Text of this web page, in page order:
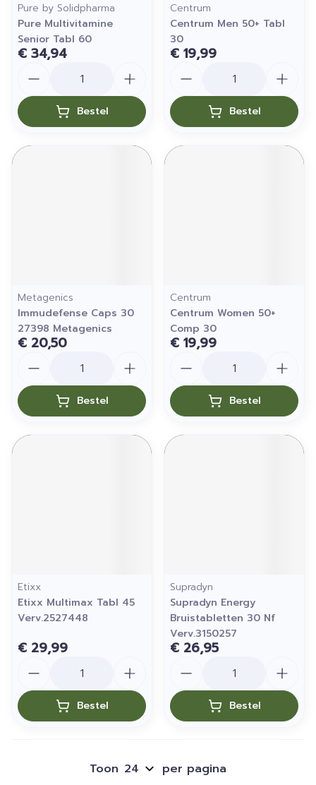
Pure by Solidpharma
Pure Multivitamine
Senior Tabl 60
€ 34,94
Bestel
Centrum
Centrum Men 50+ Tabl
30
€ 19,99
Bestel
Metagenics
Immudefense Caps 30
27398 Metagenics
€ 20,50
Bestel
Centrum
Centrum Women 50+
Comp 30
€ 19,99
Bestel
Etixx
Etixx Multimax Tabl 45
Verv.2527448
€ 29,99
Bestel
Supradyn
Supradyn Energy
Bruistabletten 30 Nf
Verv.3150257
€ 26,95
Bestel
Toon per pagina